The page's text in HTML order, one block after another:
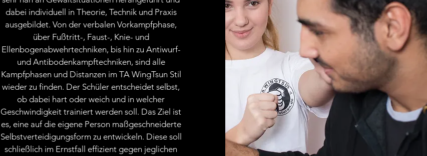
dabei individuell in Theorie, Technik und Praxis
ausgebildet. Von der verbalen Vorkampfphase,
über Fußtritt-, Faust-, Knie- und
Ellenbogenabwehrtechniken, bis hin zu Antiwurf-
und Antibodenkampftechniken, sind alle
Kampfphasen und Distanzen im TA WingTsun Stil
wieder zu finden. Der Schüler entscheidet selbst,
ob dabei hart oder weich und in welcher
Geschwindigkeit trainiert werden soll. Das Ziel ist
es, eine auf die eigene Person maßgeschneiderte
Selbstverteidigungsform zu entwickeln. Diese soll
schließlich im Ernstfall effizient gegen jeglichen